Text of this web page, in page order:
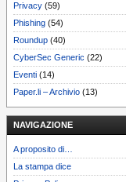
Privacy (59)
Phishing (54)
Roundup (40)
CyberSec Generic (22)
Eventi (14)
Paper.li – Archivio (13)
NAVIGAZIONE
A proposito di…
La stampa dice